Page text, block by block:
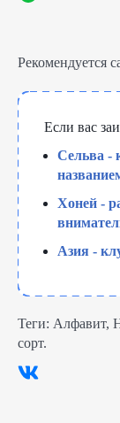
Рекомендуется
Если вас
Сельва -
Хоней -
Азия -
Теги: Алфавит,
сорт.